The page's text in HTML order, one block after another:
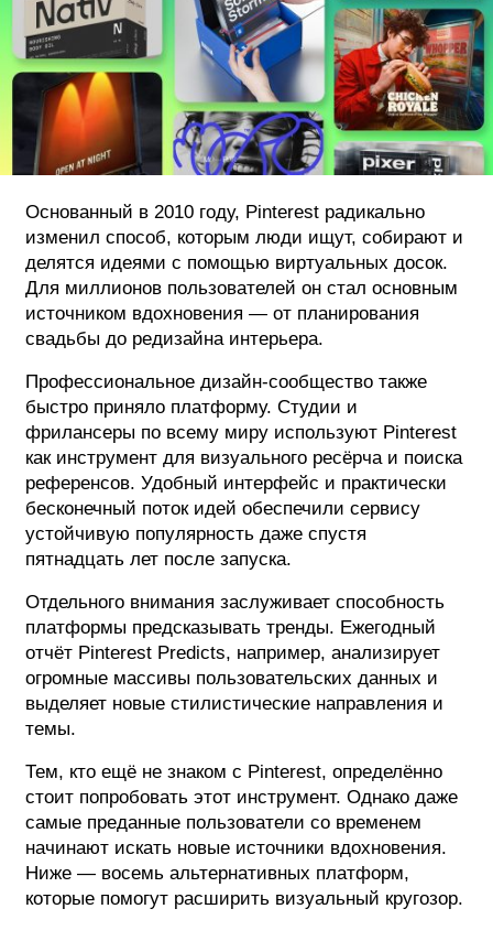
Основанный в 2010 году, Pinterest радикально
изменил способ, которым люди ищут, собирают и
делятся идеями с помощью виртуальных досок.
Для миллионов пользователей он стал основным
источником вдохновения — от планирования
свадьбы до редизайна интерьера.
Профессиональное дизайн-сообщество также
быстро приняло платформу. Студии и
фрилансеры по всему миру используют Pinterest
как инструмент для визуального ресёрча и поиска
референсов. Удобный интерфейс и практически
бесконечный поток идей обеспечили сервису
устойчивую популярность даже спустя
пятнадцать лет после запуска.
Отдельного внимания заслуживает способность
платформы предсказывать тренды. Ежегодный
отчёт Pinterest Predicts, например, анализирует
огромные массивы пользовательских данных и
выделяет новые стилистические направления и
темы.
Тем, кто ещё не знаком с Pinterest, определённо
стоит попробовать этот инструмент. Однако даже
самые преданные пользователи со временем
начинают искать новые источники вдохновения.
Ниже — восемь альтернативных платформ,
которые помогут расширить визуальный кругозор.
ТИПОГРАФИКА
ИСТОРИИ БРЕНДОВ
О ПРОЕКТЕ
РЕКЛАМА